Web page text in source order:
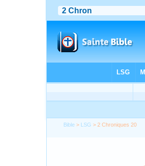
Bible > LSG > 2 Chroniques 20